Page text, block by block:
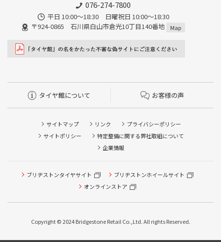
076-274-7800
平日 10:00～18:30 日曜祝日 10:00～18:30
〒924-0865 石川県白山市倉光10丁目140番地
Map
タイヤ館について お客様の声
サイトマップ リンク
プライバシーポリシー
サイトポリシー
特定整備に関する弊社取組について
企業情報
ブリヂストンタイヤサイト
ブリヂストンホイールサイト
オンラインストア
Copyright © 2024 Bridgestone Retail Co.,Ltd. All rights Reserved.
ピット作業の予約